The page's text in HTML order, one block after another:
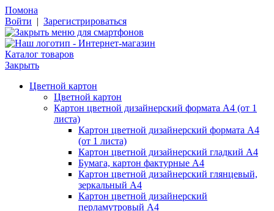
Помона
Войти | Зарегистрироваться
Каталог товаров
Закрыть
Цветной картон
Цветной картон
Картон цветной дизайнерский формата А4 (от 1
листа)
Картон цветной дизайнерский формата А4
(от 1 листа)
Картон цветной дизайнерский гладкий А4
Бумага, картон фактурные А4
Картон цветной дизайнерский глянцевый,
зеркальный А4
Картон цветной дизайнерский
перламутровый А4